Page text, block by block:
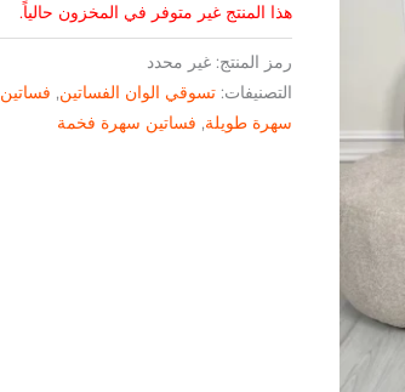
هذا المنتج غير متوفر في المخزون حالياً.
رمز المنتج:غير محدد
التصنيفات:تسوقي الوان الفساتين, فساتين
سهرة طويلة, فساتين سهرة فخمة